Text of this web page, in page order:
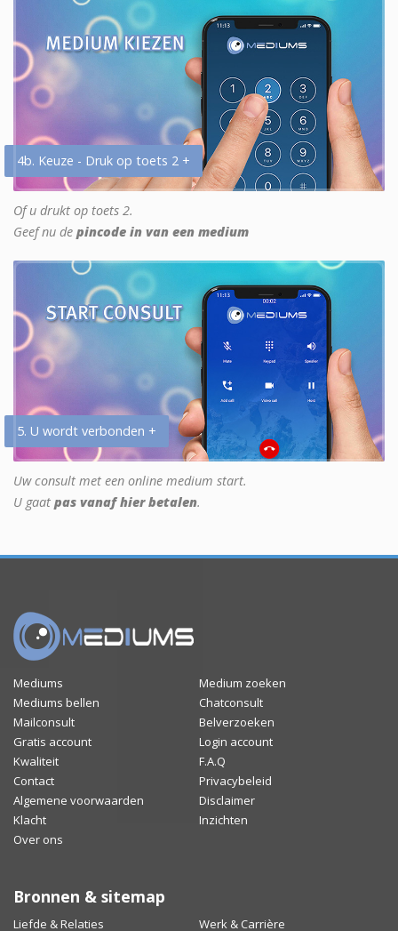
4b. Keuze - Druk op toets 2 +
Of u drukt op toets 2.
Geef nu de pincode in van een medium
5. U wordt verbonden +
Uw consult met een online medium start.
U gaat pas vanaf hier betalen.
Mediums
Medium zoeken
Mediums bellen
Chatconsult
Mailconsult
Belverzoeken
Gratis account
Login account
Kwaliteit
F.A.Q
Contact
Privacybeleid
Algemene voorwaarden
Disclaimer
Klacht
Inzichten
Over ons
Bronnen & sitemap
Liefde & Relaties Werk & Carrière